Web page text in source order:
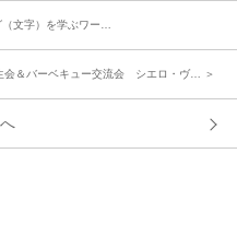
話になりました。今後も楽しみで
文字）を学ぶワー…
会＆バーベキュー交流会 シエロ・ヴ… ＞